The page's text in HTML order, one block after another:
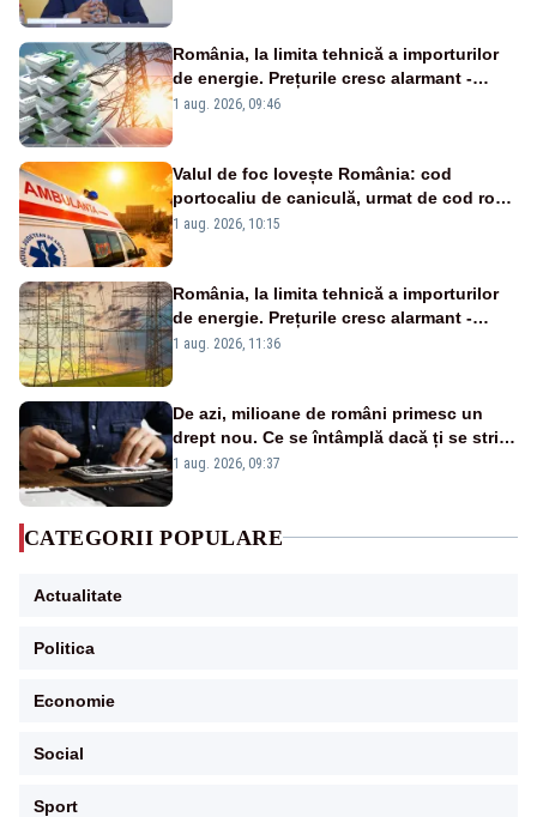
România, la limita tehnică a importurilor
de energie. Prețurile cresc alarmant -
Analiză Realitatea Plus
1 aug. 2026, 09:46
Valul de foc lovește România: cod
portocaliu de caniculă, urmat de cod roșu
duminică. Temperaturile urcă spre 40°C
1 aug. 2026, 10:15
România, la limita tehnică a importurilor
de energie. Prețurile cresc alarmant -
Analiză Realitatea Plus
1 aug. 2026, 11:36
De azi, milioane de români primesc un
drept nou. Ce se întâmplă dacă ți se strică
un produs
1 aug. 2026, 09:37
CATEGORII POPULARE
Actualitate
Politica
Economie
Social
Sport